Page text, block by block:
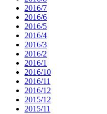
2016/7
2016/6
2016/5
2016/4
2016/3
2016/2
2016/1
2016/10
2016/11
2016/12
2015/12
2015/11